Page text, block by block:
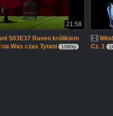
21:58
S03E37 Raven królikiem
na Was czas Tytani
1080p
Cz. 1